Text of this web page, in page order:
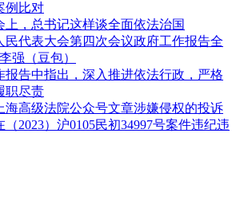
例比对
上，总书记这样谈全面依法治国
民代表大会第四次会议政府工作报告全
强（豆包）
报告中指出，深入推进依法行政，严格
职尽责
海高级法院公众号文章涉嫌侵权的投诉
2023）沪0105民初34997号案件违纪违